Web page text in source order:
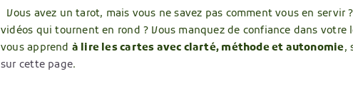
Vous avez un tarot, mais vous ne savez pas comment vous en
vidéos qui tournent en rond ? Vous manquez de confiance dans
vous apprend à lire les cartes avec clarté, méthode et autonomie,
sur cette page.